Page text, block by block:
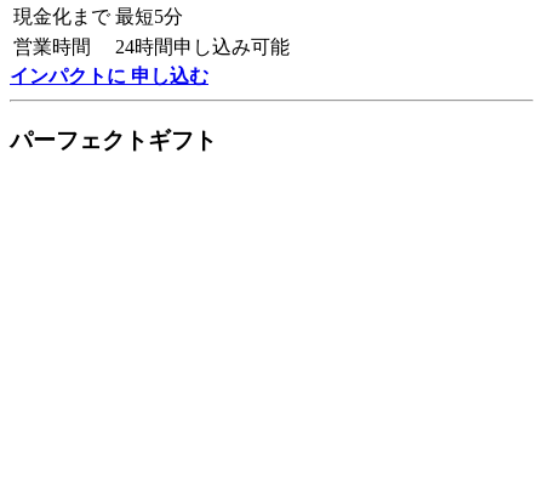
現金化まで 最短5分
営業時間
24時間申し込み可能
インパクトに 申し込む
パーフェクトギフト